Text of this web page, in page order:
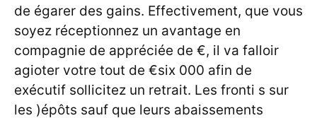
de égarer des gains. Effectivement, que vous
soyez réceptionnez un avantage en
compagnie de appréciée de €, il va falloir
agioter votre tout de €six 000 afin de
exécutif sollicitez un retrait. Les fronti s sur
les )épôts sauf que leurs abaissements